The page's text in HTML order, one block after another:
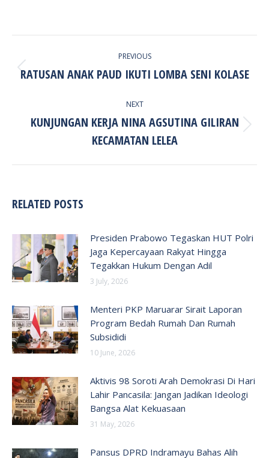
NAVIGATION
PREVIOUS
Previous
RATUSAN ANAK PAUD IKUTI LOMBA SENI KOLASE
NEXT
Next
post:
KUNJUNGAN KERJA NINA AGSUTINA GILIRAN
KECAMATAN LELEA
RELATED POSTS
Presiden Prabowo Tegaskan HUT Polri
Jaga Kepercayaan Rakyat Hingga
Tegakkan Hukum Dengan Adil
3 July, 2026
Menteri PKP Maruarar Sirait Laporan
Program Bedah Rumah Dan Rumah
Subsididi
10 June, 2026
Aktivis 98 Soroti Arah Demokrasi Di Hari
Lahir Pancasila: Jangan Jadikan Ideologi
Bangsa Alat Kekuasaan
31 May, 2026
Pansus DPRD Indramayu Bahas Alih